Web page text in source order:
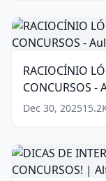
Rachel
e
Alexandre
AlfaCon (14
words)
RACIOCÍNIO
LÓGICO
MATEMÁTICO
CONCURSOS
Aula
2/2
AlfaCon
words)
RACIOCÍNIO
CONCURSOS -
Dec 30, 2025
DICAS
DE
INTERPRETAÇÃO